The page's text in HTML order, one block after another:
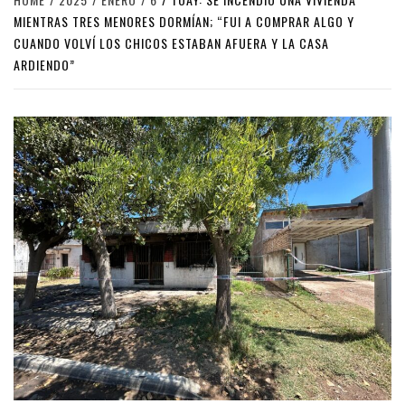
MIENTRAS TRES MENORES DORMÍAN; “FUI A COMPRAR ALGO Y
CUANDO VOLVÍ LOS CHICOS ESTABAN AFUERA Y LA CASA
ARDIENDO”